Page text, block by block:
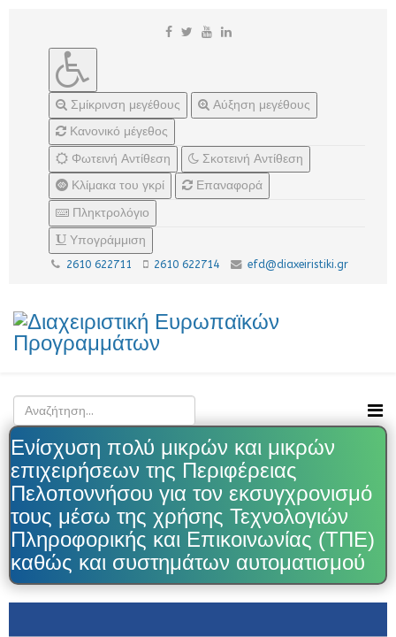
Σμίκρινση μεγέθους
Αύξηση μεγέθους
Κανονικό μέγεθος
Φωτεινή Αντίθεση
Σκοτεινή Αντίθεση
Κλίμακα του γκρί
Επαναφορά
Πληκτρολόγιο
Υπογράμμιση
2610 622711 2610 622714 efd@diaxeiristiki.gr
Ενίσχυση πολύ μικρών και μικρών
επιχειρήσεων της Περιφέρειας
Πελοποννήσου για τον εκσυγχρονισμό
τους μέσω της χρήσης Τεχνολογιών
Πληροφορικής και Επικοινωνίας (ΤΠΕ)
καθώς και συστημάτων αυτοματισμού